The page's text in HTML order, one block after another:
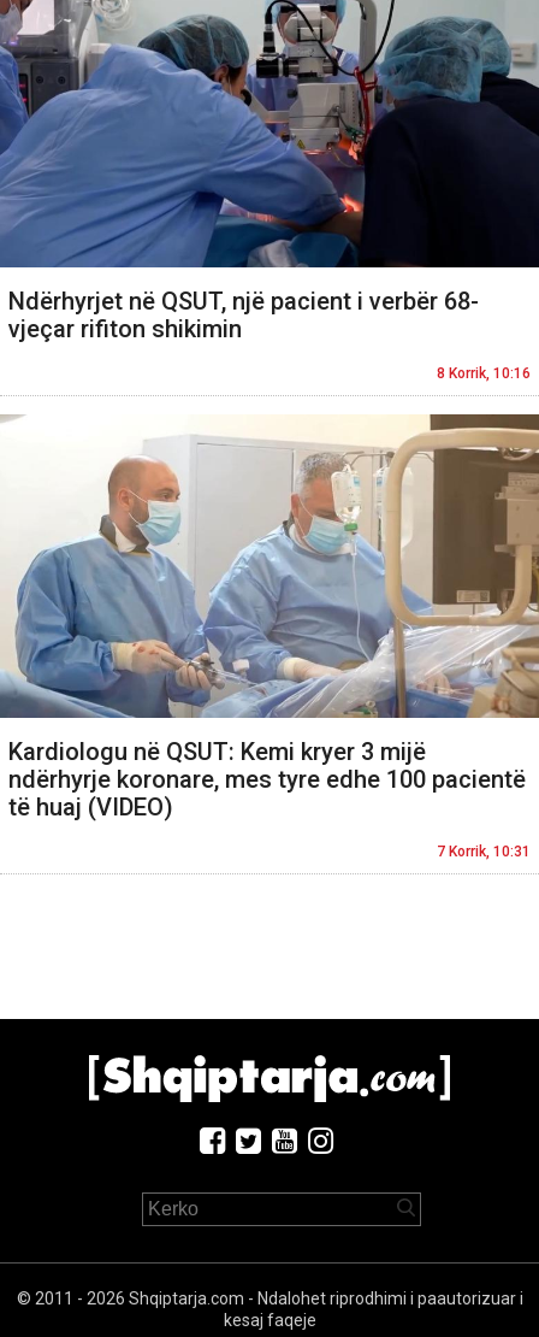
Ndërhyrjet në QSUT, një pacient i verbër 68-
vjeçar rifiton shikimin
8 Korrik, 10:16
Kardiologu në QSUT: Kemi kryer 3 mijë
ndërhyrje koronare, mes tyre edhe 100 pacientë
të huaj (VIDEO)
7 Korrik, 10:31
© 2011 - 2026 Shqiptarja.com - Ndalohet riprodhimi i paautorizuar i
kesaj faqeje